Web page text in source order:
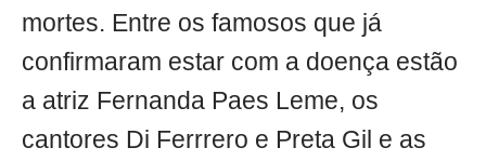
mortes. Entre os famosos que já
confirmaram estar com a doença estão
a atriz Fernanda Paes Leme, os
cantores Di Ferrrero e Preta Gil e as